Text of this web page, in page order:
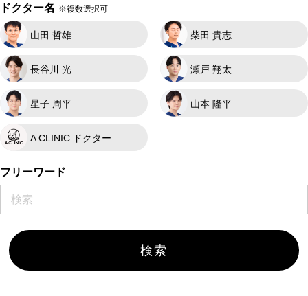
ドクター名 ※複数選択可
山田 哲雄 柴田 貴志
長谷川 光 瀬戸 翔太
星子 周平 山本 隆平
A CLINIC ドクター
フリーワード